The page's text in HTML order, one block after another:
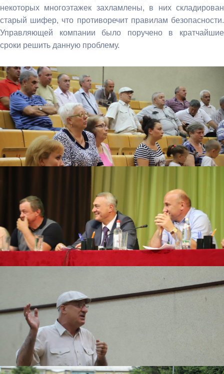
некоторых многоэтажек захламлены, в них складирован
старый шифер, что противоречит правилам безопасности.
Управляющей компании было поручено в кратчайшие
сроки решить данную проблему.